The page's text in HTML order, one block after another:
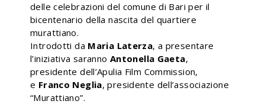
delle celebrazioni del comune di Bari per il
bicentenario della nascita del quartiere
murattiano.
Introdotti da Maria Laterza, a presentare
l’iniziativa saranno Antonella Gaeta,
presidente dell’Apulia Film Commission,
e Franco Neglia, presidente dell’associazione
“Murattiano”.